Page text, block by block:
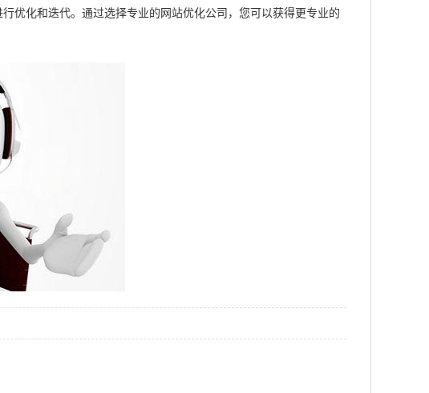
优化和迭代。通过选择专业的网站优化公司，您可以获得更专业的